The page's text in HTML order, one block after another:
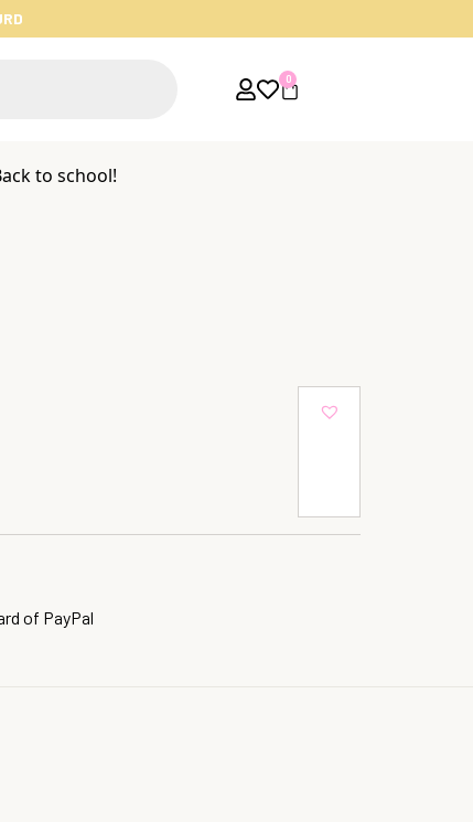
0
to school!
of PayPal